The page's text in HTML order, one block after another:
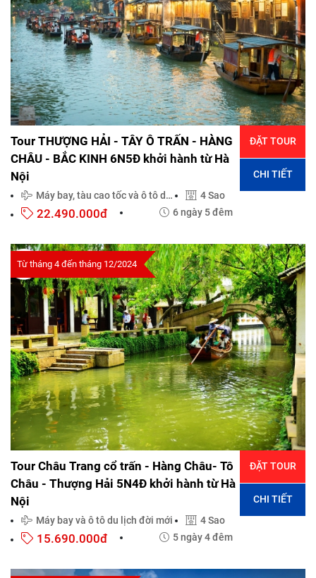
Tour THƯỢNG HẢI - TÂY Ô TRẤN - HÀNG
CHÂU - BẮC KINH 6N5Đ khởi hành từ Hà
Nội
Máy bay, tàu cao tốc và ô tô du lịch đời mới 4 Sao
22.490.000đ 6 ngày 5 đêm
ĐẶT TOUR
CHI TIẾT
Từ tháng 4 đến tháng 12/2024
Tour Châu Trang cổ trấn - Hàng Châu- Tô
Châu - Thượng Hải 5N4Đ khởi hành từ Hà
Nội
Máy bay và ô tô du lịch đời mới 4 Sao
15.690.000đ 5 ngày 4 đêm
ĐẶT TOUR
CHI TIẾT